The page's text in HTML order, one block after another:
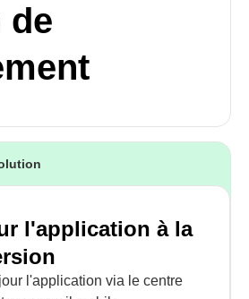
de
l'application à la
l'application via le centre